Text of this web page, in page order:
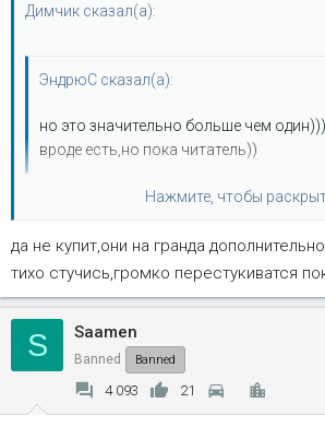
Димчик сказал(а):
ЭндрюС сказал(а):
но это значительно больше чем
вроде есть,но пока читатель))
Нажмите, чтобы
Вот блин, казачёк засланный...
Кста,
(не по делу : асю включи......)
Нажмите, чтобы
да не купит,они на гранда
тихо стучись,громко перестукиватся
S Saamen
Banned Banned
4 093 21